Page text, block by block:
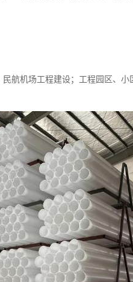
航机场工程建设；工程园区、